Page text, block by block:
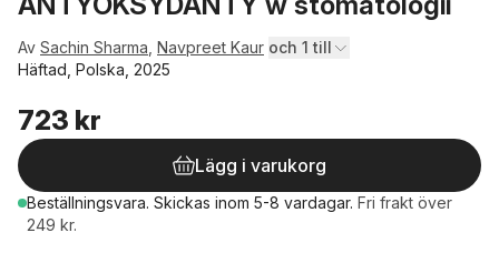
Av Sachin Sharma Navpreet Kaur och 1 till
Häftad, Polska, 2025
723 kr
Lägg i varukorg
Beställningsvara. Skickas inom 5-8 vardagar. Fri frakt över
249 kr.